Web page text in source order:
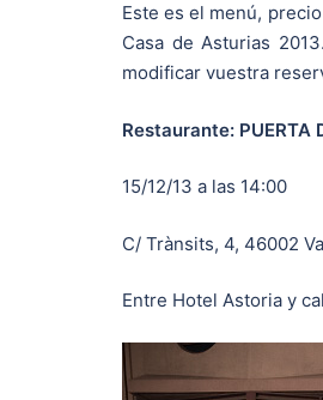
Este es el menú,
Casa de Asturias
modificar vuestra
Restaurante: PUERTA
15/12/13 a las 14:00
C/ Trànsits, 4, 46002
Entre Hotel Astoria y